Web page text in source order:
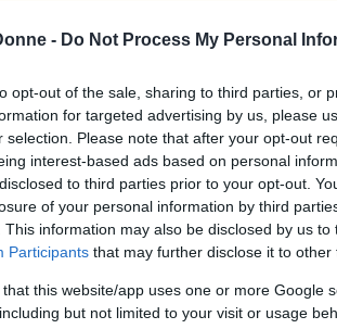
- Do Not Process My Personal
opt-out of the sale, sharing to third parties, or
for targeted advertising by us, please
selection. Please note that after your opt-out
interest-based ads based on personal
to third parties prior to your opt-out.
of your personal information by third
This information may also be disclosed by us
Participants that may further disclose it to other
that this website/app uses one or more Google
but not limited to your visit or usage
contrasti di potere; costretto a fare
il contenuto della sua attività.
quando questa ha
il potere esecutivo si è
nazionale sarebbe la causa di
darebbe alla nazione un
teme più di tutto è che la nazione si
il partito dell'ordine respinge le
all'ordine del giorno. Spogliato
il potere esecutivo attende
può riprenderlo per motivi
offrono più, per così dire, che un
Allora il furore contenuto del